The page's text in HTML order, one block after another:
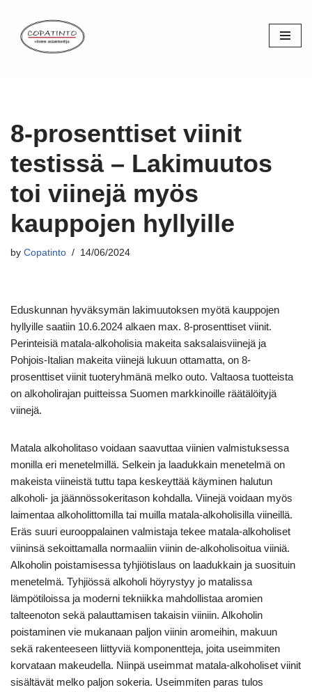
Skip
8-prosenttiset viinit
testissä – Lakimuutos
toi viinejä myös
kauppojen hyllyille
by Copatinto 14/06/2024
Eduskunnan hyväksymän lakimuutoksen myötä kauppojen
hyllyille saatiin 10.6.2024 alkaen max. 8-prosenttiset viinit.
Perinteisiä matala-alkoholisia makeita saksalaisviinejä ja
Pohjois-Italian makeita viinejä lukuun ottamatta, on 8-
prosenttiset viinit tuoteryhmänä melko outo. Valtaosa tuotteista
on alkoholirajan puitteissa Suomen markkinoille räätälöityjä
viinejä.
Matala alkoholitaso voidaan saavuttaa viinien valmistuksessa
monilla eri menetelmillä. Selkein ja laadukkain menetelmä on
makeista viineistä tuttu tapa keskeyttää käyminen halutun
alkoholi- ja jäännössokeritason kohdalla. Viinejä voidaan myös
laimentaa alkoholittomilla tai muilla matala-alkoholisilla viineillä.
Eräs suuri eurooppalainen valmistaja tekee matala-alkoholiset
viininsä sekoittamalla normaaliin viinin de-alkoholisoitua viiniä.
Alkoholin poistamisessa tyhjiötislaus on laadukkain ja suosituin
menetelmä. Tyhjiössä alkoholi höyrystyy jo matalissa
lämpötiloissa ja moderni tekniikka mahdollistaa aromien
talteenoton sekä palauttamisen takaisin viiniin. Alkoholin
poistaminen vie mukanaan paljon viinin aromeihin, makuun
sekä rakenteeseen liittyviä komponentteja, joita useimmiten
korvataan makeudella. Niinpä useimmat matala-alkoholiset viinit
sisältävät melko paljon sokeria. Useimmiten paras tulos